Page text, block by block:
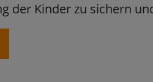
der Kinder zu sichern